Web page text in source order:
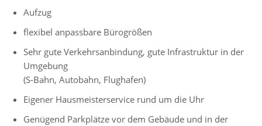
Aufzug
flexibel anpassbare Bürogrößen
Sehr gute Verkehrsanbindung, gute Infrastruktur in der
Umgebung
(S-Bahn, Autobahn, Flughafen)
Eigener Hausmeisterservice rund um die Uhr
Genügend Parkplätze vor dem Gebäude und in der